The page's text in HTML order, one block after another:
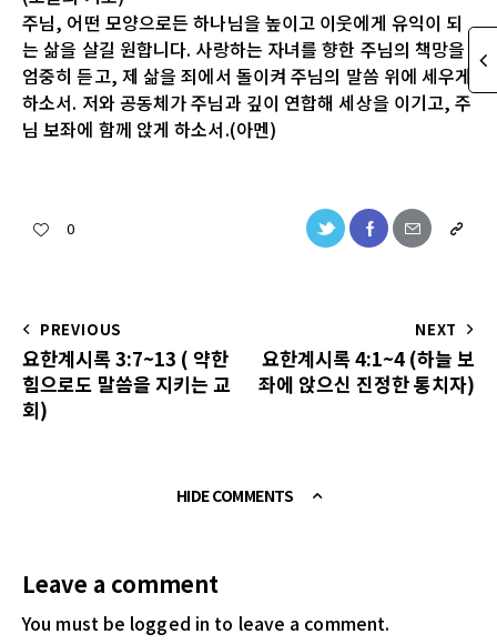
주님, 어떤 모양으로든 하나님을 높이고 이웃에게 유익이 되
는 삶을 살길 원합니다. 사랑하는 자녀를 향한 주님의 책망을
엄중히 듣고, 제 삶을 죄에서 돌이켜 주님의 말씀 위에 세우게
하소서. 저와 공동체가 주님과 깊이 연합해 세상을 이기고, 주
님 보좌에 함께 앉게 하소서.(아멘)
0
PREVIOUS
요한계시록 3:7~13 ( 약한
힘으로도 말씀을 지키는 교
회)
NEXT
요한계시록 4:1~4 (하늘 보
좌에 앉으신 진정한 통치자)
HIDE COMMENTS
Leave a comment
You must be logged in to leave a comment.